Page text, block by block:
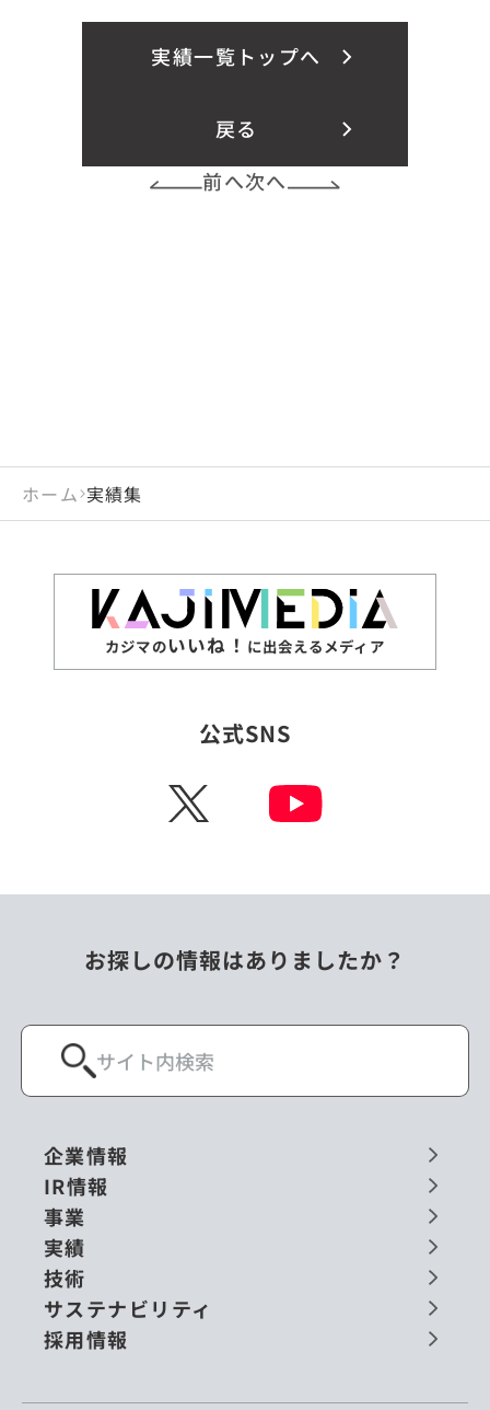
実績一覧トップへ
戻る
前へ次へ
ホーム 実績集
カジマのいいね！ に出会えるメディア
公式SNS
X
お探しの情報はありましたか？
企業情報
IR情報
事業
実績
技術
サステナビリティ
採用情報